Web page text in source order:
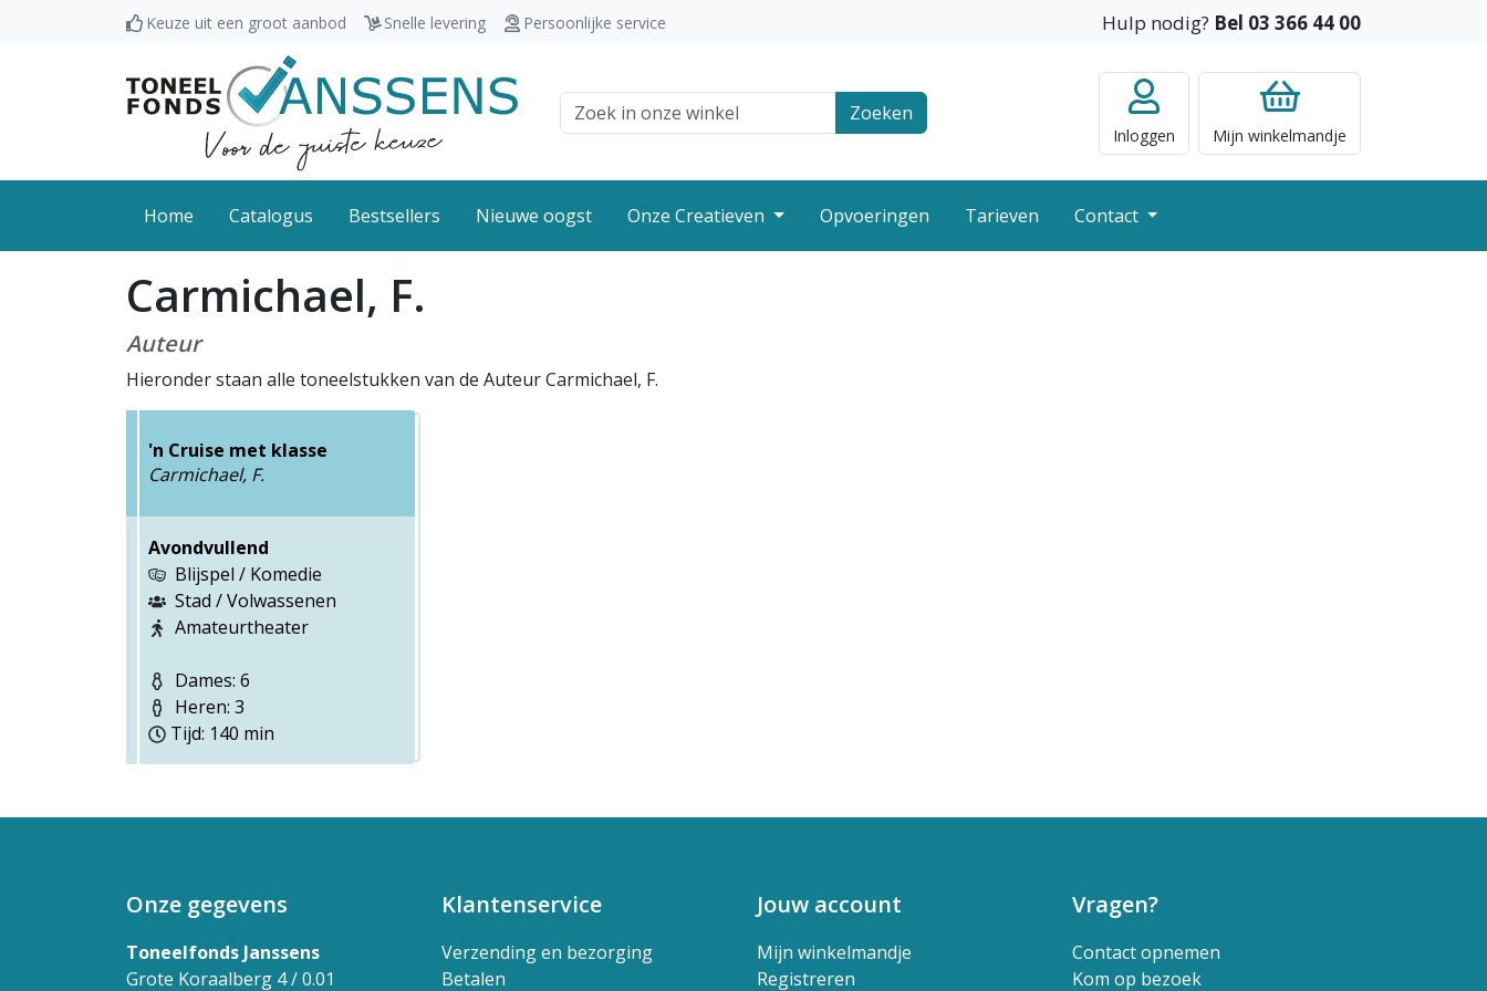
Keuze uit een groot aanbod Snelle levering Persoonlijke service Hulp nodig? Bel 03 366 44 00
Zoek veld Zoeken
Inloggen Mijn winkelmandje
Home Catalogus Bestsellers Nieuwe oogst Onze Creatieven Opvoeringen Tarieven Contact
Carmichael, F.
Auteur
Hieronder staan alle toneelstukken van de Auteur Carmichael, F.
'n Cruise met klasse
Carmichael, F.
Avondvullend
Blijspel / Komedie
Stad / Volwassenen
Amateurtheater
Dames: 6
Heren: 3
Tijd: 140 min
Onze gegevens
Toneelfonds Janssens
Grote Koraalberg 4 / 0.01
Klantenservice
Verzending en bezorging
Betalen
Jouw account
Mijn winkelmandje
Registreren
Vragen?
Contact opnemen
Kom op bezoek